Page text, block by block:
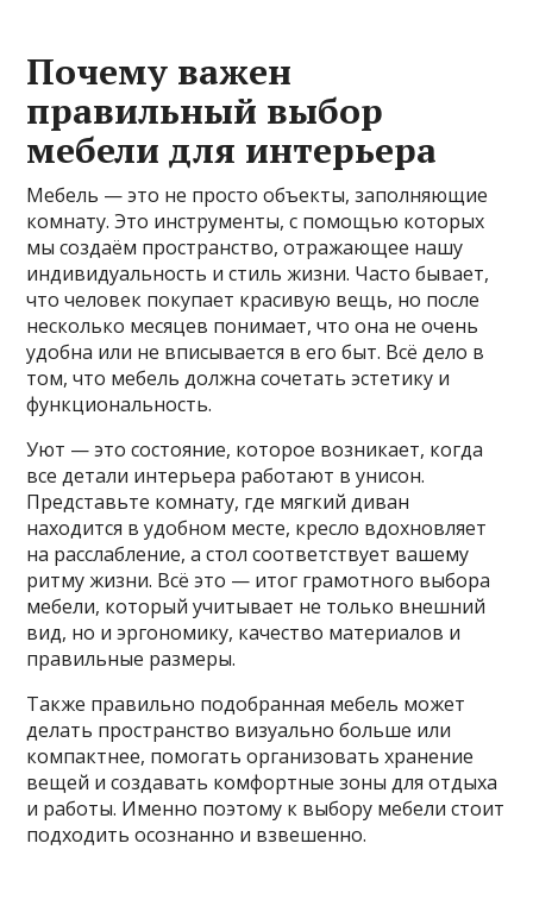
Почему важен
правильный выбор
мебели для интерьера
Мебель — это не просто объекты, заполняющие
комнату. Это инструменты, с помощью которых
мы создаём пространство, отражающее нашу
индивидуальность и стиль жизни. Часто бывает,
что человек покупает красивую вещь, но после
несколько месяцев понимает, что она не очень
удобна или не вписывается в его быт. Всё дело в
том, что мебель должна сочетать эстетику и
функциональность.
Уют — это состояние, которое возникает, когда
все детали интерьера работают в унисон.
Представьте комнату, где мягкий диван
находится в удобном месте, кресло вдохновляет
на расслабление, а стол соответствует вашему
ритму жизни. Всё это — итог грамотного выбора
мебели, который учитывает не только внешний
вид, но и эргономику, качество материалов и
правильные размеры.
Также правильно подобранная мебель может
делать пространство визуально больше или
компактнее, помогать организовать хранение
вещей и создавать комфортные зоны для отдыха
и работы. Именно поэтому к выбору мебели стоит
подходить осознанно и взвешенно.